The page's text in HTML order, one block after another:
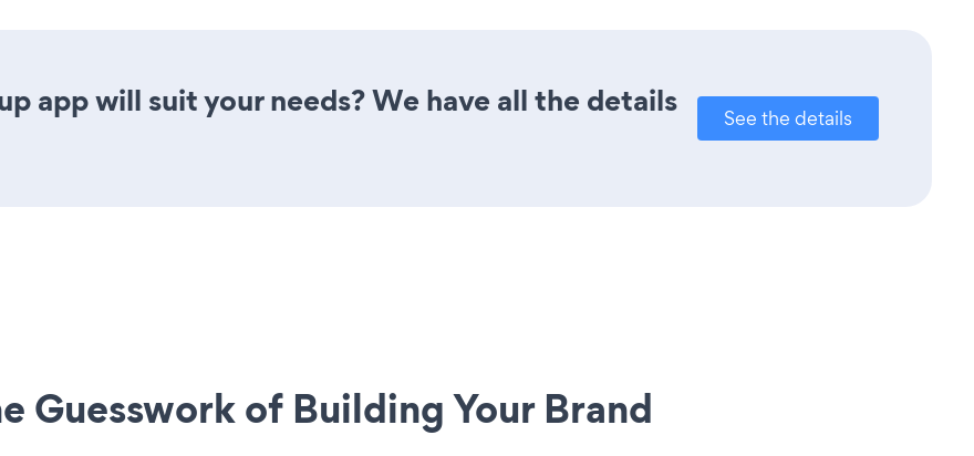
app will suit your needs? We have all the details
See the details
Guesswork of Building Your Brand